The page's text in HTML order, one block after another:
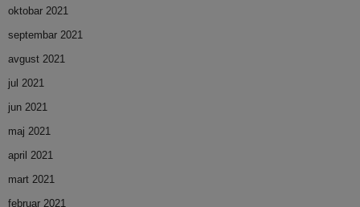
oktobar 2021
septembar 2021
avgust 2021
jul 2021
jun 2021
maj 2021
april 2021
mart 2021
februar 2021